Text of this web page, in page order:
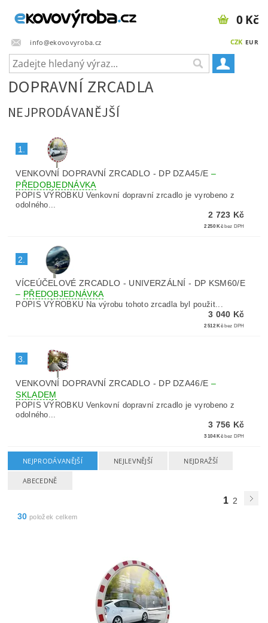
info@ekovovyroba.cz CZK EUR
0 Kč
DOPRAVNÍ ZRCADLA
NEJPRODÁVANĚJŠÍ
1.
VENKOVNÍ DOPRAVNÍ ZRCADLO - DP DZA45/E –
PŘEDOBJEDNÁVKA
POPIS VÝROBKU Venkovní dopravní zrcadlo je vyrobeno z
odolného...
2 723 Kč
2 250 Kč bez DPH
2.
VÍCEÚČELOVÉ ZRCADLO - UNIVERZÁLNÍ - DP KSM60/E
– PŘEDOBJEDNÁVKA
POPIS VÝROBKU Na výrobu tohoto zrcadla byl použit...
3 040 Kč
2 512 Kč bez DPH
3.
VENKOVNÍ DOPRAVNÍ ZRCADLO - DP DZA46/E –
SKLADEM
POPIS VÝROBKU Venkovní dopravní zrcadlo je vyrobeno z
odolného...
3 756 Kč
3 104 Kč bez DPH
NEJPRODÁVANĚJŠÍ NEJLEVNĚJŠÍ NEJDRAŽŠÍ
ABECEDNĚ
1 2
30 položek celkem